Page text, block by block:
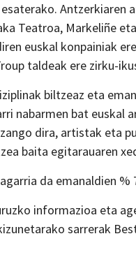
esaterako. Antzerkiaren
Teatroa, Markeliñe
euskal konpainiak
taldeak ere zirku-
biltzeaz eta
nabarmen bat euskal
dira, artistak eta
baita egitarauaren
da emanaldien
informazioa eta
sarrerak